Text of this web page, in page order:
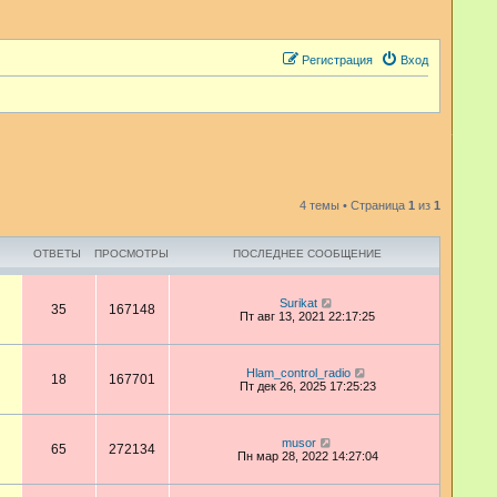
Вход
Регистрация
4 темы • Страница 1 из 1
ОТВЕТЫ ПРОСМОТРЫ ПОСЛЕДНЕЕ СООБЩЕНИЕ
35 167148
Surikat
Пт авг 13, 2021 22:17:25
18 167701
Hlam_control_radio
Пт дек 26, 2025 17:25:23
65 272134
musor
Пн мар 28, 2022 14:27:04